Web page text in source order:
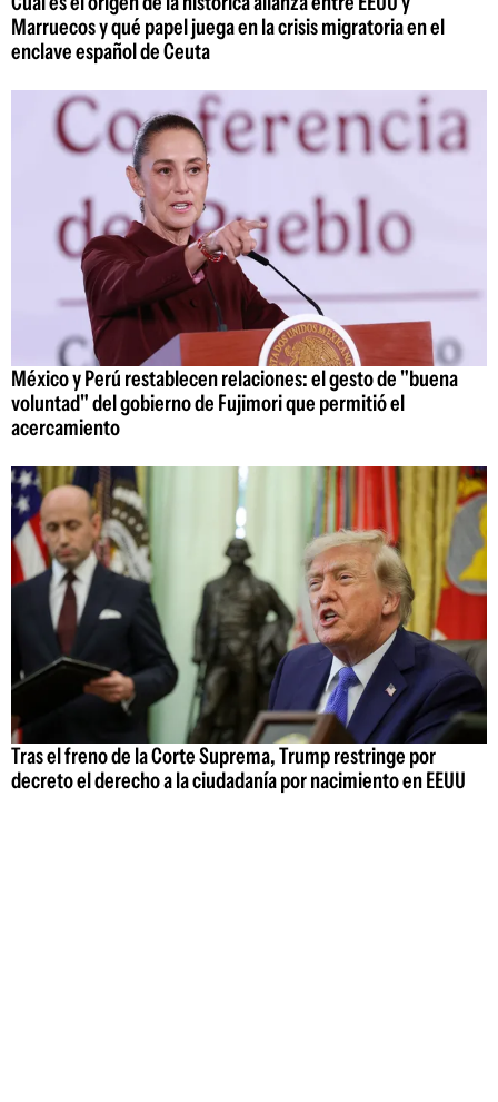
Marruecos y qué papel juega en la crisis migratoria en el
enclave español de Ceuta
México y Perú restablecen relaciones: el gesto de "buena
voluntad" del gobierno de Fujimori que permitió el
acercamiento
Tras el freno de la Corte Suprema, Trump restringe por
decreto el derecho a la ciudadanía por nacimiento en EEUU